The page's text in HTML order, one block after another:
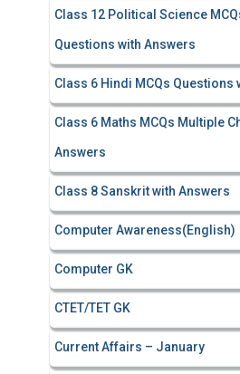
Class 12 Political Science
Questions with Answers
Class 6 Hindi MCQs Questions
Class 6 Maths MCQs Multiple
Answers
Class 8 Sanskrit with Answers
Computer Awareness(English)
Computer GK
CTET/TET GK
Current Affairs – January